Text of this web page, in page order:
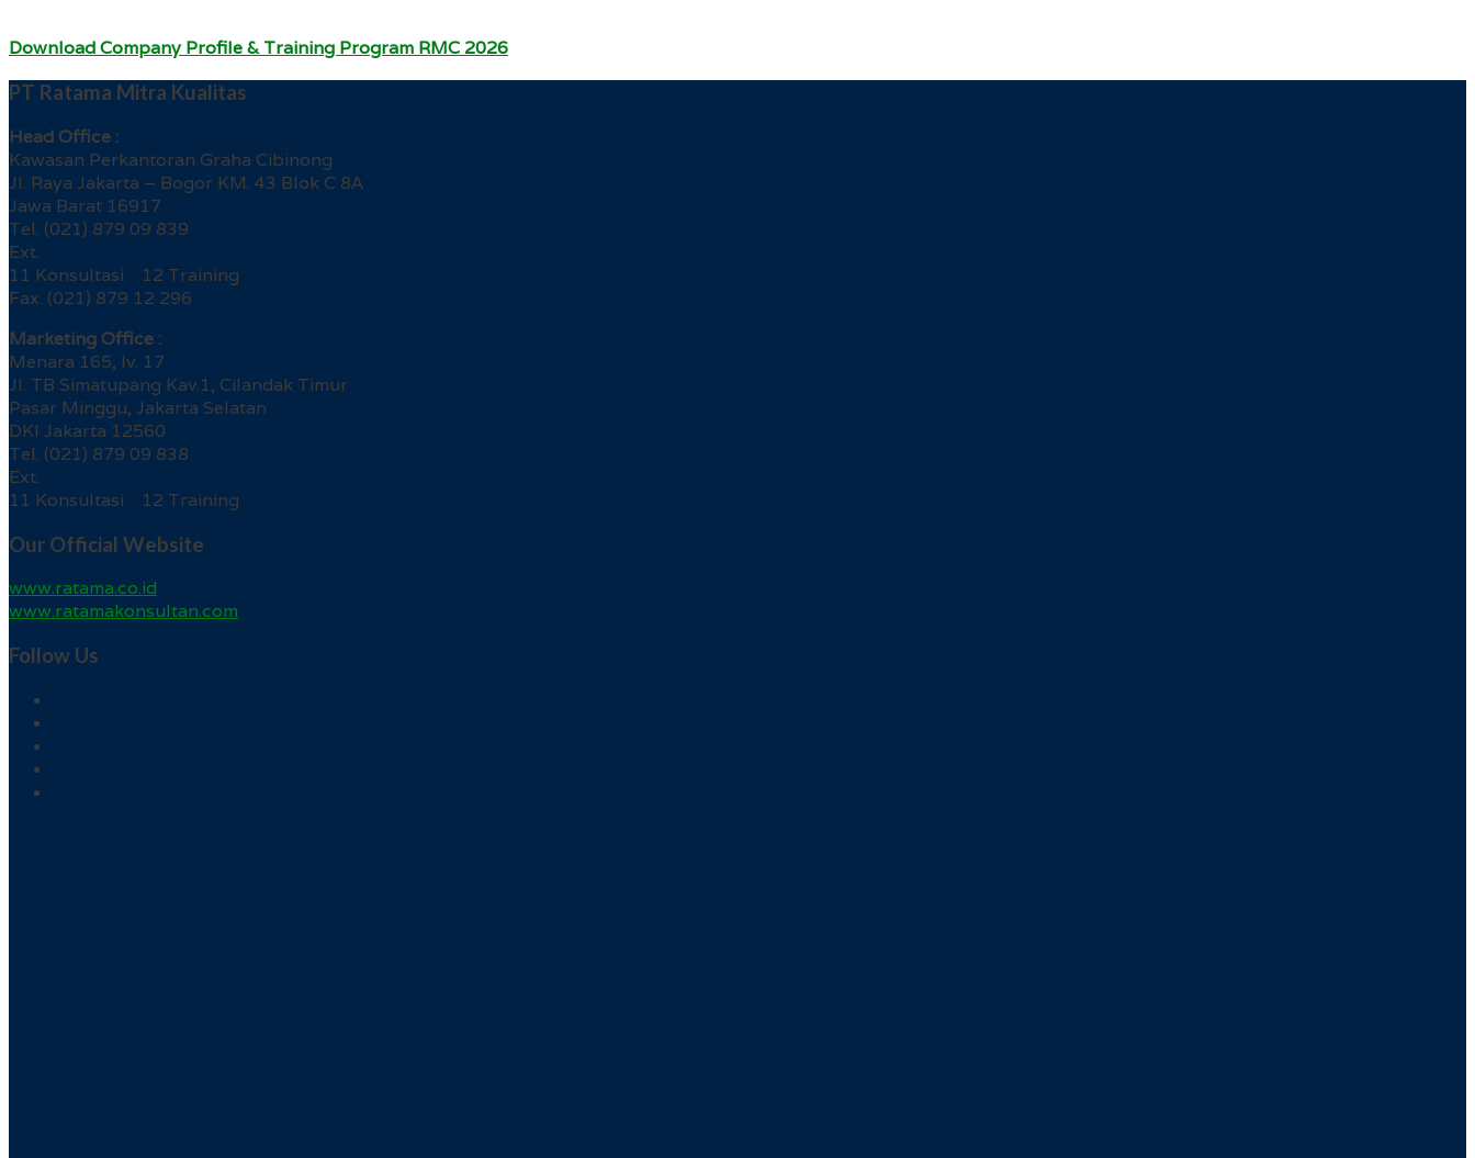
Download Company Profile & Training Program RMC 2026
PT Ratama Mitra Kualitas
Head Office :
Kawasan Perkantoran Graha Cibinong
Jl. Raya Jakarta – Bogor KM. 43 Blok C 8A
Jawa Barat 16917
Tel. (021) 879 09 839
Ext.
11 Konsultasi 12 Training
Fax. (021) 879 12 296
Marketing Office :
Menara 165, lv. 17
Jl. TB Simatupang Kav.1, Cilandak Timur
Pasar Minggu, Jakarta Selatan
DKI Jakarta 12560
Tel. (021) 879 09 838
Ext.
11 Konsultasi 12 Training
Our Official Website
www.ratama.co.id
www.ratamakonsultan.com
Follow Us